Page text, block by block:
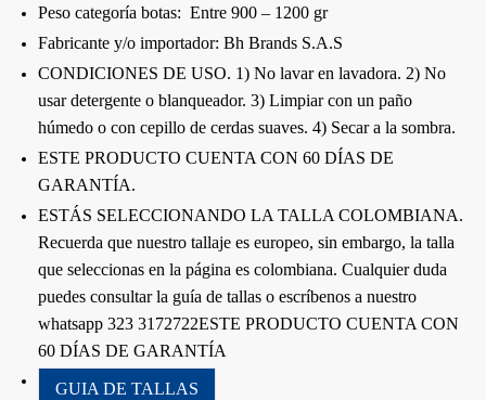
Peso categoría botas: Entre 900 – 1200 gr
Fabricante y/o importador: Bh Brands S.A.S
CONDICIONES DE USO. 1) No lavar en lavadora. 2) No
usar detergente o blanqueador. 3) Limpiar con un paño
húmedo o con cepillo de cerdas suaves. 4) Secar a la sombra.
ESTE PRODUCTO CUENTA CON 60 DÍAS DE
GARANTÍA.
ESTÁS SELECCIONANDO LA TALLA COLOMBIANA.
Recuerda que nuestro tallaje es europeo, sin embargo, la talla
que seleccionas en la página es colombiana. Cualquier duda
puedes consultar la guía de tallas o escríbenos a nuestro
whatsapp 323 3172722ESTE PRODUCTO CUENTA CON
60 DÍAS DE GARANTÍA
GUIA DE TALLAS